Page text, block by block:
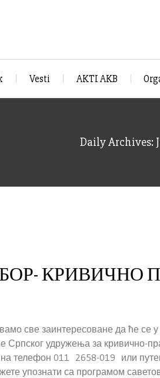
Vesti AKTI AKB
Daily Archives:
КРИВИЧНО
све заинтересоване да ће се
удружења за кривично-
телефон 011 2658-019 или
упознати са програмом